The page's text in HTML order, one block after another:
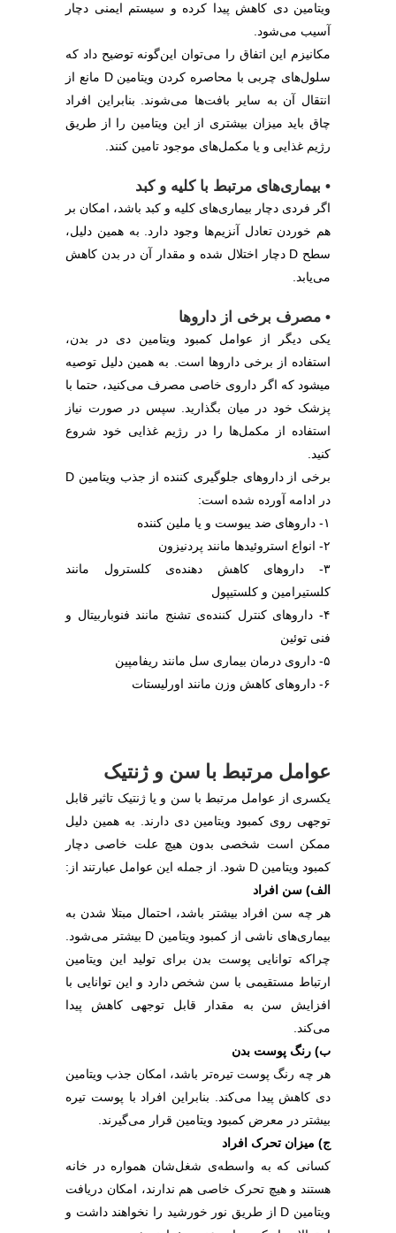
ویتامین دی کاهش پیدا کرده و سیستم ایمنی دچار
آسیب می‌شود.
مکانیزم این اتفاق را می‌توان این‌گونه توضیح داد که
سلول‌های چربی با محاصره کردن ویتامین D مانع از
انتقال آن به سایر بافت‌ها می‌شوند. بنابراین افراد
چاق باید میزان بیشتری از این ویتامین را از طریق
رژیم غذایی و یا مکمل‌های موجود تامین کنند.
• بیماری‌های مرتبط با کلیه و کبد
اگر فردی دچار بیماری‌های کلیه و کبد باشد، امکان بر
هم خوردن تعادل آنزیم‌ها وجود دارد. به همین دلیل،
سطح D دچار اختلال شده و مقدار آن در بدن کاهش
می‌یابد.
• مصرف برخی از داروها
یکی دیگر از عوامل کمبود ویتامین دی در بدن،
استفاده از برخی داروها است. به همین دلیل توصیه
میشود که اگر داروی خاصی مصرف می‌کنید، حتما با
پزشک خود در میان بگذارید. سپس در صورت نیاز
استفاده از مکمل‌ها را در رژیم غذایی خود شروع
کنید.
برخی از داروهای جلوگیری کننده از جذب ویتامین D
در ادامه آورده شده است:
۱- داروهای ضد یبوست و یا ملین کننده
۲- انواع استروئیدها مانند پردنیزون
۳- داروهای کاهش دهنده‌ی کلسترول مانند
کلستیرامین و کلستیپول
۴- داروهای کنترل کننده‌ی تشنج مانند فنوباربیتال و
فنی توئین
۵- داروی درمان بیماری سل مانند ریفامپین
۶- داروهای کاهش وزن مانند اورلیستات
عوامل مرتبط با سن و ژنتیک
یکسری از عوامل مرتبط با سن و یا ژنتیک تاثیر قابل
توجهی روی کمبود ویتامین دی دارند. به همین دلیل
ممکن است شخصی بدون هیچ علت خاصی دچار
کمبود ویتامین D شود. از جمله این عوامل عبارتند از:
الف) سن افراد
هر چه سن افراد بیشتر باشد، احتمال مبتلا شدن به
بیماری‌های ناشی از کمبود ویتامین D بیشتر می‌شود.
چراکه توانایی پوست بدن برای تولید این ویتامین
ارتباط مستقیمی با سن شخص دارد و این توانایی با
افزایش سن به مقدار قابل توجهی کاهش پیدا
می‌کند.
ب) رنگ پوست بدن
هر چه رنگ پوست تیره‌تر باشد، امکان جذب ویتامین
دی کاهش پیدا می‌کند. بنابراین افراد با پوست تیره
بیشتر در معرض کمبود ویتامین قرار می‌گیرند.
ج) میزان تحرک افراد
کسانی که به واسطه‌ی شغل‌شان همواره در خانه
هستند و هیچ تحرک خاصی هم ندارند، امکان دریافت
ویتامین D از طریق نور خورشید را نخواهند داشت و